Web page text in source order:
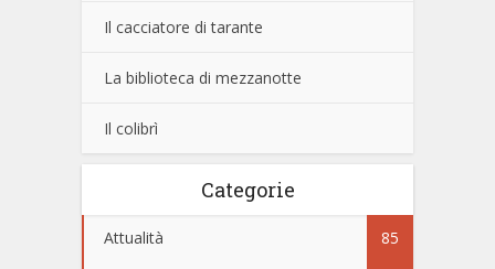
Il cacciatore di tarante
La biblioteca di mezzanotte
Il colibrì
Categorie
Attualità 85